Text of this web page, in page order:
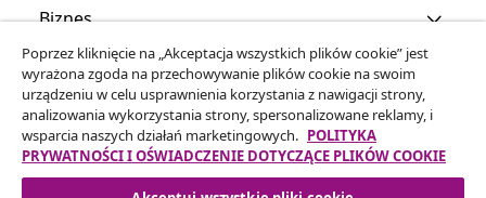
Biznes
vidaXL
Odkryj więcej
Poprzez kliknięcie na „Akceptacja wszystkich plików cookie” jest
wyrażona zgoda na przechowywanie plików cookie na swoim
urządzeniu w celu usprawnienia korzystania z nawigacji strony,
analizowania wykorzystania strony, spersonalizowane reklamy, i
wsparcia naszych działań marketingowych. POLITYKA
PRYWATNOŚCI I OŚWIADCZENIE DOTYCZĄCE PLIKÓW COOKIE